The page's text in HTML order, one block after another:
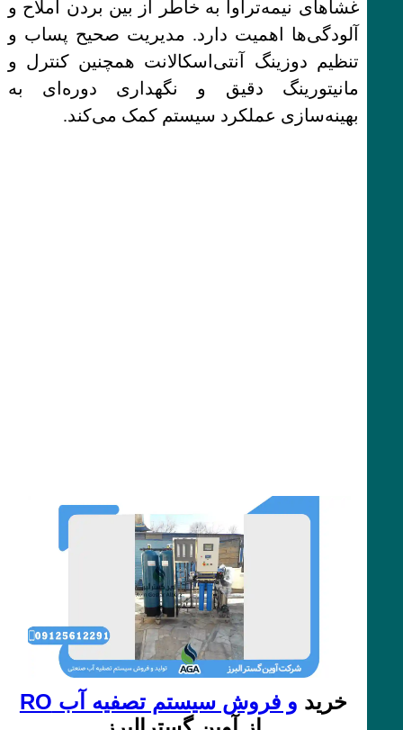
غشاهای نیمه‌تراوا به خاطر از بین بردن املاح و
آلودگی‌ها اهمیت دارد. مدیریت صحیح پساب و
تنظیم دوزینگ آنتی‌اسکالانت همچنین کنترل و
مانیتورینگ دقیق و نگهداری دوره‌ای به
بهینه‌سازی عملکرد سیستم کمک می‌کند.
خرید و فروش سیستم تصفیه آب RO